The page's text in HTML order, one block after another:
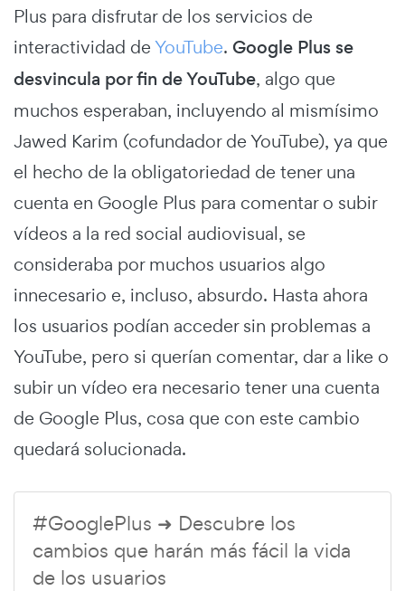
Plus para disfrutar de los servicios de
interactividad deYouTube. Google Plus se
desvincula por fin de YouTube, algo que
muchos esperaban, incluyendo al mismísimo
Jawed Karim (cofundador de YouTube), ya que
el hecho de la obligatoriedad de tener una
cuenta en Google Plus para comentar o subir
vídeos a la red social audiovisual, se
consideraba por muchos usuarios algo
innecesario e, incluso, absurdo. Hasta ahora
los usuarios podían acceder sin problemas a
YouTube, pero si querían comentar, dar a like o
subir un vídeo era necesario tener una cuenta
de Google Plus, cosa que con este cambio
quedará solucionada.
#GooglePlus ➜ Descubre los
cambios que harán más fácil la vida
de los usuarios